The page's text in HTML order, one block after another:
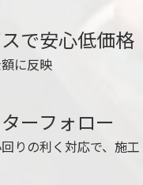
で安心低価格
に反映
ーフォロー
りの利く対応で、施工